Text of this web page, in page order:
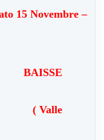
15 Novembre–